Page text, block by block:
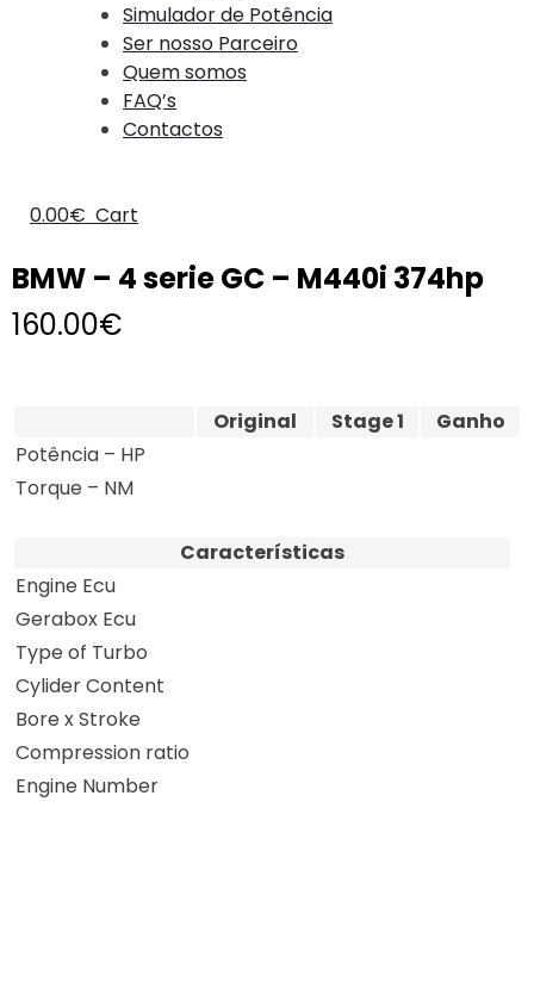
Simulador de Potência
Ser nosso Parceiro
Quem somos
FAQ’s
Contactos
0.00€ Cart
BMW – 4 serie GC – M440i 374hp
160.00€
Original Stage 1
Ganho
Potência – HP
Torque – NM
Características
Engine Ecu
Gerabox Ecu
Type of Turbo
Cylider Content
Bore x Stroke
Compression ratio
Engine Number